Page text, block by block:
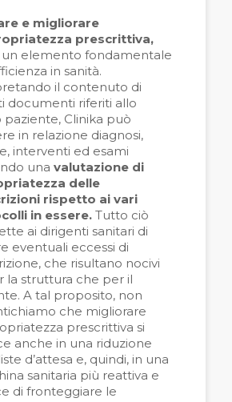
e migliorare
prescrittiva,
un elemento fondamentale
in sanità.
il contenuto di
documenti riferiti allo
paziente, Clinika può
in relazione diagnosi,
interventi ed esami
una valutazione di
delle
rispetto ai vari
in essere. Tutto ciò
ai dirigenti sanitari di
eventuali eccessi di
che risultano nocivi
la struttura che per il
A tal proposito, non
che migliorare
prescrittiva si
anche in una riduzione
d’attesa e, quindi, in una
sanitaria più reattiva e
di fronteggiare le